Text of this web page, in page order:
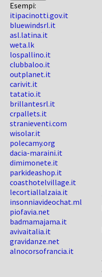
Esempi:
itipacinotti.gov.it
bluewindsrl.it
asl.latina.it
weta.lk
lospallino.it
clubbaloo.it
outplanet.it
carivit.it
tatatio.it
brillantesrl.it
crpallets.it
stranieventi.com
wisolar.it
polecamy.org
dacia-maraini.it
dimimonete.it
parkideashop.it
coasthotelvillage.it
lecortiallalzaia.it
insonniavideochat.ml
piofavia.net
badmamajama.it
avivaitalia.it
gravidanze.net
alnocorsofrancia.it